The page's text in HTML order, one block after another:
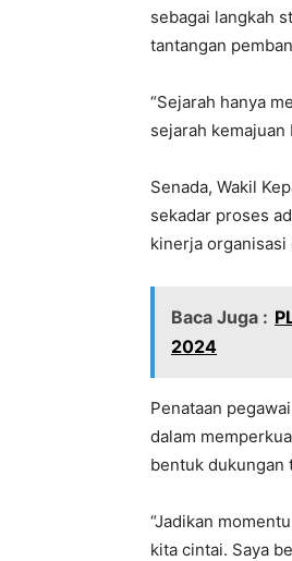
sebagai langkah
tantangan
“Sejarah hanya
sejarah kemajuan
Senada, Wakil
sekadar proses
kinerja organisasi
Baca Juga :
2024
Penataan
dalam
bentuk dukungan
“Jadikan
kita cintai. Saya